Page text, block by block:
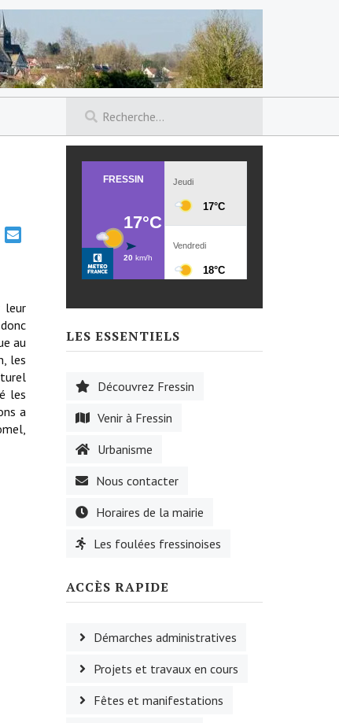
leur
au
les
les
a
LES ESSENTIELS
Découvrez Fressin
Venir à Fressin
Urbanisme
Nous contacter
Horaires de la mairie
Les foulées fressinoises
ACCÈS RAPIDE
Démarches administratives
Projets et travaux en cours
Fêtes et manifestations